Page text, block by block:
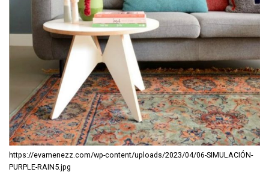
https://evamenezz.com/wp-content/uploads/2023/04/06-SIMULACIÓN-
PURPLE-RAIN5.jpg